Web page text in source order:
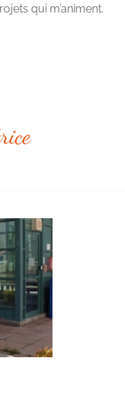
qui m’animent.